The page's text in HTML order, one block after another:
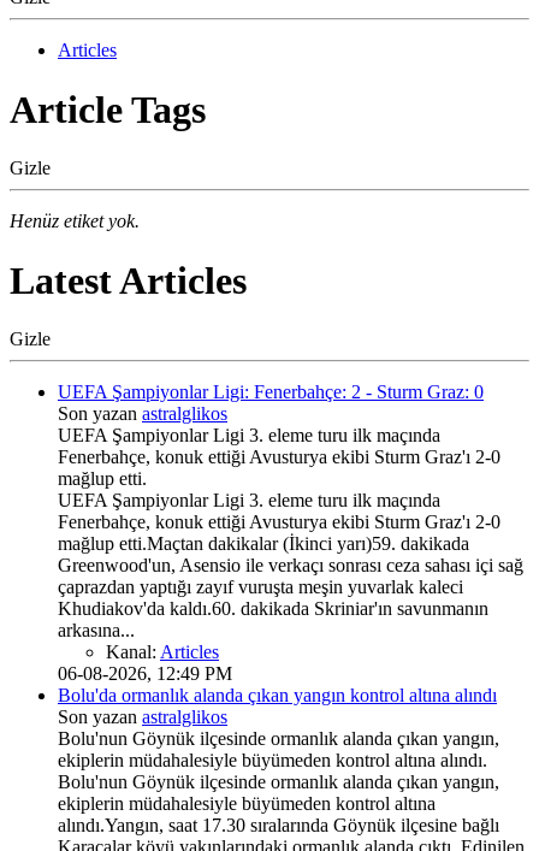
Articles
Article Tags
Gizle
Henüz etiket yok.
Latest Articles
Gizle
UEFA Şampiyonlar Ligi: Fenerbahçe: 2 - Sturm Graz: 0
Son yazan astralglikos
UEFA Şampiyonlar Ligi 3. eleme turu ilk maçında
Fenerbahçe, konuk ettiği Avusturya ekibi Sturm Graz'ı 2-0
mağlup etti.
UEFA Şampiyonlar Ligi 3. eleme turu ilk maçında
Fenerbahçe, konuk ettiği Avusturya ekibi Sturm Graz'ı 2-0
mağlup etti.Maçtan dakikalar (İkinci yarı)59. dakikada
Greenwood'un, Asensio ile verkaçı sonrası ceza sahası içi sağ
çaprazdan yaptığı zayıf vuruşta meşin yuvarlak kaleci
Khudiakov'da kaldı.60. dakikada Skriniar'ın savunmanın
arkasına...
Kanal: Articles
06-08-2026, 12:49 PM
Bolu'da ormanlık alanda çıkan yangın kontrol altına alındı
Son yazan astralglikos
Bolu'nun Göynük ilçesinde ormanlık alanda çıkan yangın,
ekiplerin müdahalesiyle büyümeden kontrol altına alındı.
Bolu'nun Göynük ilçesinde ormanlık alanda çıkan yangın,
ekiplerin müdahalesiyle büyümeden kontrol altına
alındı.Yangın, saat 17.30 sıralarında Göynük ilçesine bağlı